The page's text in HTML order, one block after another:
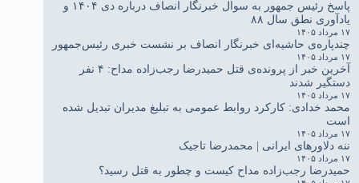
پاسخ رئیس جمهور به سوال خبرنگار انصاف درباره دی ۱۴۰۴ و
یادآوری نطق سال ۸۸
۱۷ مرداد ۱۴۰۵
چندپاره‌ی حاشیه‌ای خبرنگار انصاف بر نشست خبری رئیس‌جمهور
۱۷ مرداد ۱۴۰۵
آخرین خبر از پرونده‌ی قتل حمیدرضا رجب‌زاده مداح: ۴ نفر
دستگیر شدند
۱۷ مرداد ۱۴۰۵
محمد خدادی: کارکرد روابط عمومی به تبلیغ مدیران تبدیل شده
است
۱۷ مرداد ۱۴۰۵
ننه دلاورهای ایرانی | محمدرضا تاجیک
۱۷ مرداد ۱۴۰۵
حمیدرضا رجب‌زاده مداح کیست و چطور به قتل رسید؟